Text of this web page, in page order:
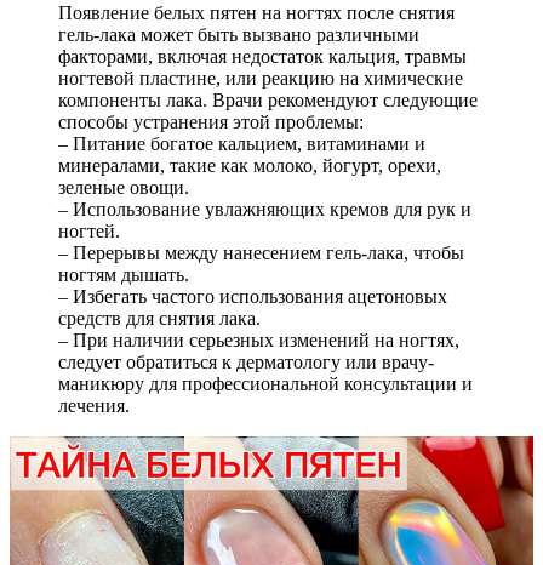
Появление белых пятен на ногтях после снятия
гель-лака может быть вызвано различными
факторами, включая недостаток кальция, травмы
ногтевой пластине, или реакцию на химические
компоненты лака. Врачи рекомендуют следующие
способы устранения этой проблемы:
– Питание богатое кальцием, витаминами и
минералами, такие как молоко, йогурт, орехи,
зеленые овощи.
– Использование увлажняющих кремов для рук и
ногтей.
– Перерывы между нанесением гель-лака, чтобы
ногтям дышать.
– Избегать частого использования ацетоновых
средств для снятия лака.
– При наличии серьезных изменений на ногтях,
следует обратиться к дерматологу или врачу-
маникюру для профессиональной консультации и
лечения.